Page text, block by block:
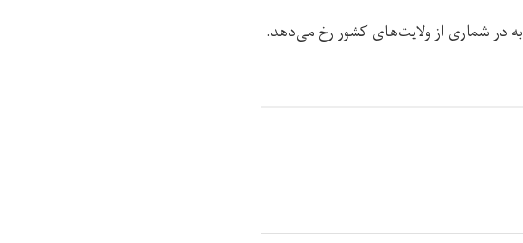
در شماری از ولایت‌های کشور رخ می‌دهد.